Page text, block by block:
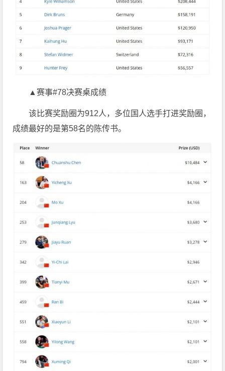
▲赛事#78决赛桌成绩
该比赛奖励圈为912人，多位国人选手打进奖励圈，
成绩最好的是第58名的陈传书。